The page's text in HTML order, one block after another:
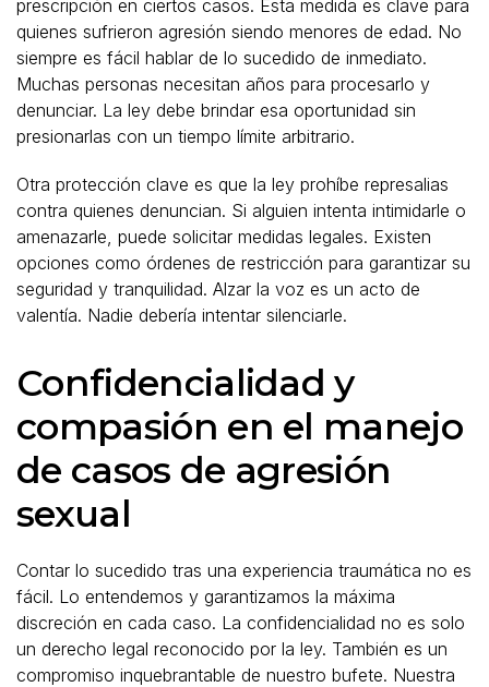
prescripción en ciertos casos. Esta medida es clave para
quienes sufrieron agresión siendo menores de edad. No
siempre es fácil hablar de lo sucedido de inmediato.
Muchas personas necesitan años para procesarlo y
denunciar. La ley debe brindar esa oportunidad sin
presionarlas con un tiempo límite arbitrario.
Otra protección clave es que la ley prohíbe represalias
contra quienes denuncian. Si alguien intenta intimidarle o
amenazarle, puede solicitar medidas legales. Existen
opciones como órdenes de restricción para garantizar su
seguridad y tranquilidad. Alzar la voz es un acto de
valentía. Nadie debería intentar silenciarle.
Confidencialidad y
compasión en el manejo
de casos de agresión
sexual
Contar lo sucedido tras una experiencia traumática no es
fácil. Lo entendemos y garantizamos la máxima
discreción en cada caso. La confidencialidad no es solo
un derecho legal reconocido por la ley. También es un
compromiso inquebrantable de nuestro bufete. Nuestra